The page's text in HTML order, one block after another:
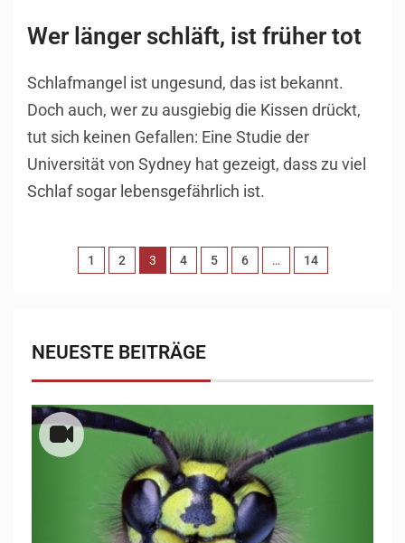
Wer länger schläft, ist früher tot
Schlafmangel ist ungesund, das ist bekannt.
Doch auch, wer zu ausgiebig die Kissen drückt,
tut sich keinen Gefallen: Eine Studie der
Universität von Sydney hat gezeigt, dass zu viel
Schlaf sogar lebensgefährlich ist.
1 2 3 4 5 6 … 14
NEUESTE BEITRÄGE